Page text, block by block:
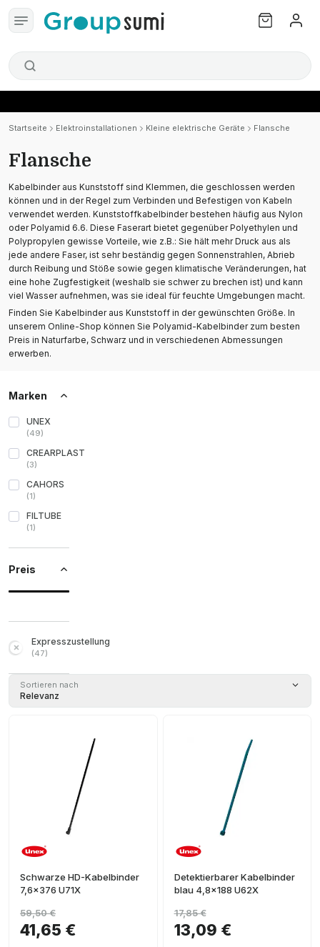
Startseite Elektroinstallationen Kleine elektrische Geräte Flansche
Flansche
Kabelbinder aus Kunststoff sind Klemmen, die geschlossen werden
können und in der Regel zum Verbinden und Befestigen von Kabeln
verwendet werden. Kunststoffkabelbinder bestehen häufig aus Nylon
oder Polyamid 6.6. Diese Faserart bietet gegenüber Polyethylen und
Polypropylen gewisse Vorteile, wie z.B.: Sie hält mehr Druck aus als
jede andere Faser, ist sehr beständig gegen Sonnenstrahlen, Abrieb
durch Reibung und Stöße sowie gegen klimatische Veränderungen, hat
eine hohe Zugfestigkeit (weshalb sie schwer zu brechen ist) und kann
viel Wasser aufnehmen, was sie ideal für feuchte Umgebungen macht.
Finden Sie Kabelbinder aus Kunststoff in der gewünschten Größe. In
unserem Online-Shop können Sie Polyamid-Kabelbinder zum besten
Preis in Naturfarbe, Schwarz und in verschiedenen Abmessungen
erwerben.
Marken
UNEX
(49)
CREARPLAST
(3)
CAHORS
(1)
FILTUBE
(1)
Preis
Expresszustellung
(47)
Sortieren nach
Relevanz
Schwarze HD-Kabelbinder
7,6x376 U71X
41,65 €
59,50 €
Detektierbarer Kabelbinder
blau 4,8x188 U62X
13,09 €
17,85 €